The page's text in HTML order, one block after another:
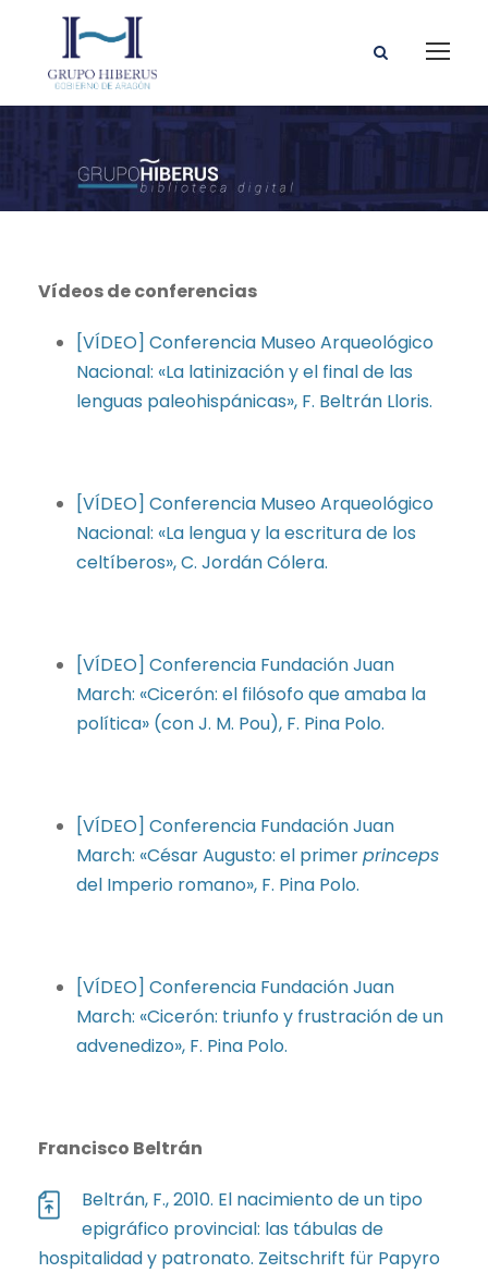
Vídeos de conferencias
[VÍDEO] Conferencia Museo Arqueológico
Nacional: «La latinización y el final de las
lenguas paleohispánicas», F. Beltrán Lloris.
[VÍDEO] Conferencia Museo Arqueológico
Nacional: «La lengua y la escritura de los
celtíberos», C. Jordán Cólera.
[VÍDEO] Conferencia Fundación Juan
March: «Cicerón: el filósofo que amaba la
política» (con J. M. Pou), F. Pina Polo.
[VÍDEO] Conferencia Fundación Juan
March: «César Augusto: el primerprinceps
del Imperio romano», F. Pina Polo.
[VÍDEO] Conferencia Fundación Juan
March: «Cicerón: triunfo y frustración de un
advenedizo», F. Pina Polo.
Francisco Beltrán
Beltrán, F., 2010. El nacimiento de un tipo
epigráfico provincial: las tábulas de
hospitalidad y patronato. Zeitschrift für Papyro